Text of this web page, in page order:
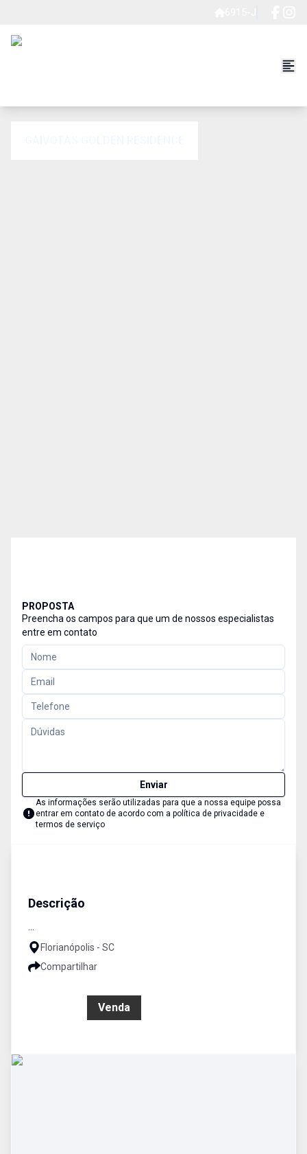
PROPOSTA
Preencha os campos para que um de nossos especialistas
entre em contato
Enviar
As informações serão utilizadas para que a nossa equipe possa
entrar em contato de acordo com a política de privacidade e
termos de serviço
Descrição
Florianópolis - SC
Compartilhar
Venda